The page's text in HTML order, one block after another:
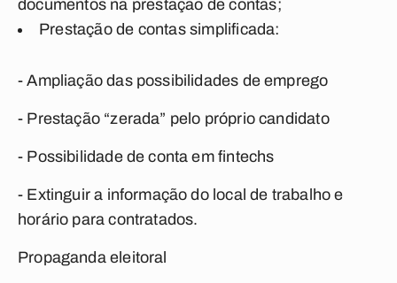
documentos na prestação de contas;
Prestação de contas simplificada:
- Ampliação das possibilidades de emprego
- Prestação “zerada” pelo próprio candidato
- Possibilidade de conta em fintechs
- Extinguir a informação do local de trabalho e
horário para contratados.
Propaganda eleitoral